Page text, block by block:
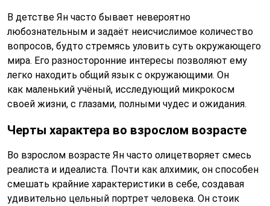
В детстве Ян часто бывает невероятно
любознательным и задаёт неисчислимое количество
вопросов, будто стремясь уловить суть окружающего
мира. Его разносторонние интересы позволяют ему
легко находить общий язык с окружающими. Он
как маленький учёный, исследующий микрокосм
своей жизни, с глазами, полными чудес и ожидания.
Черты характера во взрослом возрасте
Во взрослом возрасте Ян часто олицетворяет смесь
реалиста и идеалиста. Почти как алхимик, он способен
смешать крайние характеристики в себе, создавая
удивительно цельный портрет человека. Он стоик